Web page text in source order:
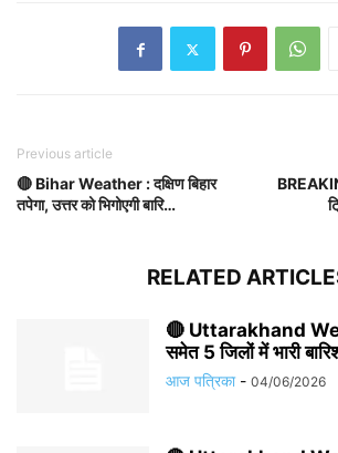
Previous article
🔴 Bihar Weather : दक्षिण बिहार
तपेगा, उत्तर को भिगोएगी बारि…
RELATED
🔴 Uttarakhand
समेत 5 जिलों में भारी
आज पत्रिका - 04/06/2026